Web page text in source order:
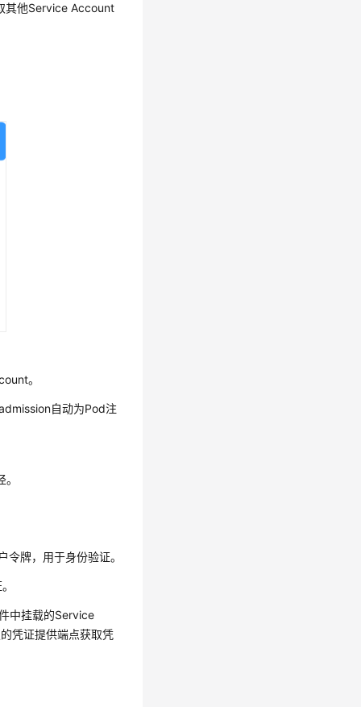
其他Service Account
。
自动为Pod注
牌，用于身份验证。
中挂载的Service
凭证提供端点获取凭